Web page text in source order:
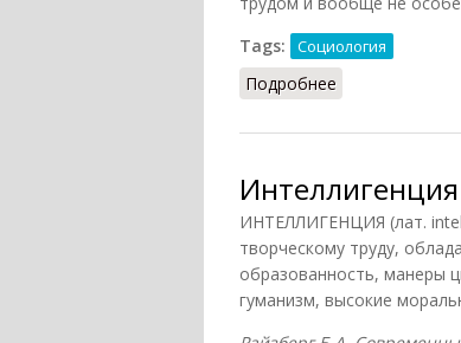
Tags:
Социология
Подробнее
ИНТЕЛЛИГЕНЦИЯ (лат.
творческому труду,
образованность, манеры
гуманизм, высокие